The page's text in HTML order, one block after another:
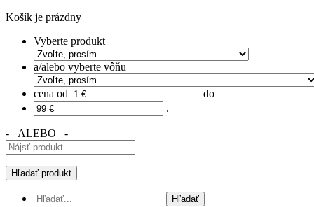
Košík je prázdny
Vyberte produkt
a/alebo vyberte vôňu
cena od
do
.
- ALEBO -